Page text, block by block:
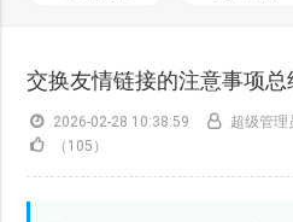
交换友情链接的注意事项总
2026-02-28 10:38:59 超级管理
（105）